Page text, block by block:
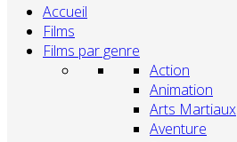
Accueil
Films
Films par genre
Action
Animation
Arts Martiaux
Aventure